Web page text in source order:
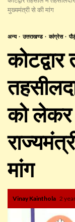
मुख्यमंत्री से की मांग
अन्य उत्तराखण्ड कांग्रेस
को लेकर
मांग
Vinay Kainthola 2